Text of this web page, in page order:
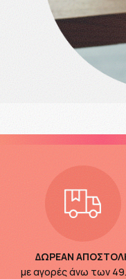
ΔΩΡΕΑΝ
με αγορές άνω των